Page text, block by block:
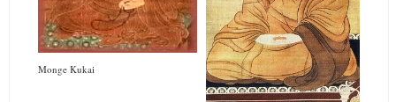
Monge Kukai